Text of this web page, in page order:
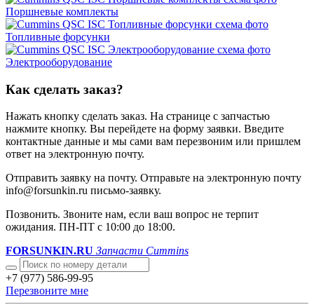
Поршневые комплекты
Топливные форсунки
Электрооборудование
Как сделать заказ?
Нажать кнопку сделать заказ. На странице с запчастью
нажмите кнопку. Вы перейдете на форму заявки. Введите
контактные данные и мы сами вам перезвоним или пришлем
ответ на электронную почту.
Отправить заявку на почту. Отправьте на электронную почту
info@forsunkin.ru письмо-заявку.
Позвонить. Звоните нам, если ваш вопрос не терпит
ожидания. ПН-ПТ с 10:00 до 18:00.
FORSUNKIN.RU Запчасти Cummins
+7 (977) 586-99-95
Перезвоните мне